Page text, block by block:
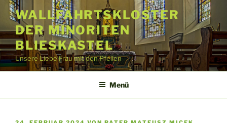
Zum
Inhalt
springen
WALLFAHRTSKLOSTER
DER MINORITEN
BLIESKASTEL
Unsere Liebe Frau mit den Pfeilen
Menü